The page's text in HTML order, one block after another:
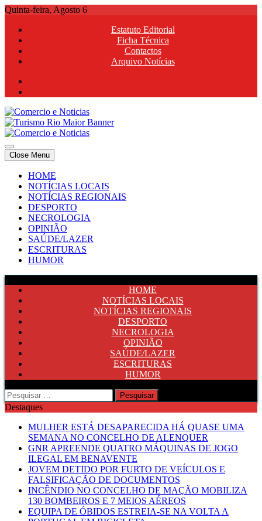
Skip
content
Quinta-feira, Agosto 6
Estatuto Editorial
Ficha Técnica
Contactos
Arquivo Notícias
Comercio e Noticias
Notícias e Publicidade Online
Comercio e Noticias
Notícias e Publicidade Online
Close Menu
HOME
NOTÍCIAS LOCAIS
NOTÍCIAS REGIONAIS
DESPORTO
NECROLOGIA
OPINIÃO
SAÚDE/LAZER
ESCRITURAS
HUMOR
HOME
NOTÍCIAS LOCAIS
NOTÍCIAS REGIONAIS
DESPORTO
NECROLOGIA
OPINIÃO
SAÚDE/LAZER
ESCRITURAS
HUMOR
Pesquisar
por:
Destaques
MULHER ESTÁ DESAPARECIDA HÁ QUASE UMA
SEMANA NO CONCELHO DE ALENQUER
GNR APREENDE QUATRO MÁQUINAS DE JOGO
ILEGAL EM BENAVENTE
JOVEM DETIDO POR FURTO DE VEÍCULOS E
FALSIFICAÇÃO DE DOCUMENTOS
INCÊNDIO NO CONCELHO DE MAÇÃO MOBILIZA
130 BOMBEIROS E 7 MEIOS AÉREOS
EQUIPA DE ÓBIDOS ESTREIA-SE NA VOLTA A